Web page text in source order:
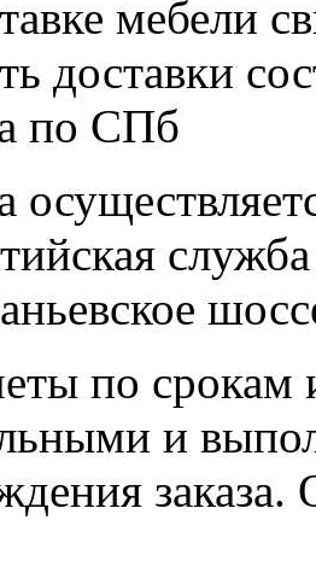
мебели
доставки
по СПб
по срокам
и
заказа.